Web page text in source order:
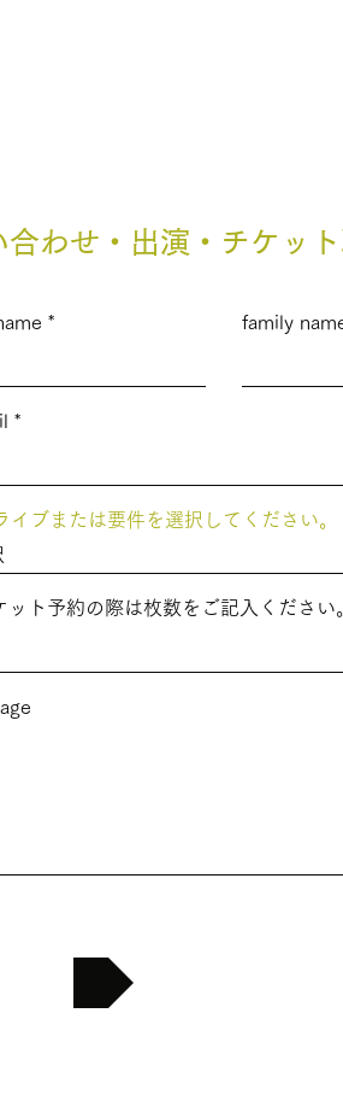
合わせ・出演・チケッ
family
イブまたは要件を選択してください。
ト予約の際は枚数をご記入ください